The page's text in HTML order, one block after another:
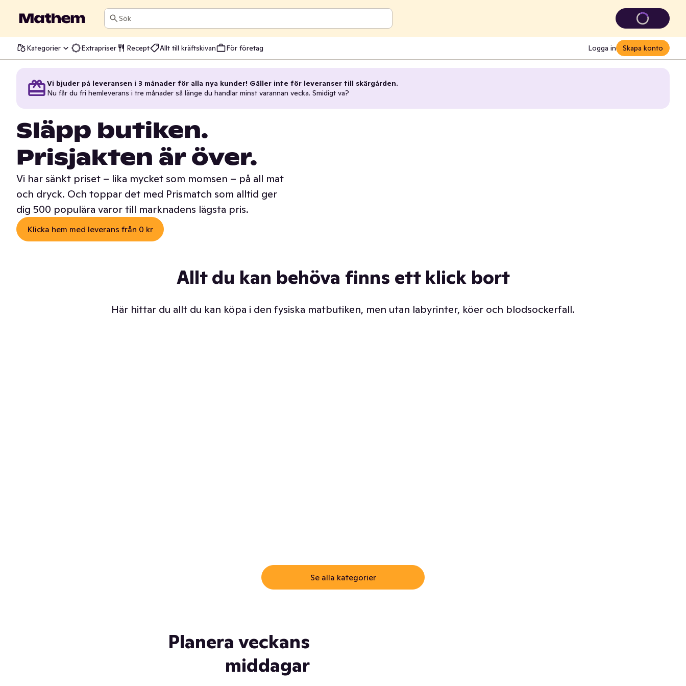
Sök
Kategorier Extrapriser Recept Allt till kräftskivan För företag Logga in Skapa konto
Vi bjuder på leveransen i 3 månader för alla nya kunder! Gäller inte för leveranser till skärgården.
Nu får du fri hemleverans i tre månader så länge du handlar minst varannan vecka. Smidigt va?
Släpp butiken.
Prisjakten är över.
Vi har sänkt priset – lika mycket som momsen – på all mat
och dryck. Och toppar det med Prismatch som alltid ger
dig 500 populära varor till marknadens lägsta pris.
Klicka hem med leverans från 0 kr
Allt du kan behöva finns ett klick bort
Här hittar du allt du kan köpa i den fysiska matbutiken, men utan labyrinter, köer och blodsockerfall.
Se alla kategorier
Planera veckans
middagar